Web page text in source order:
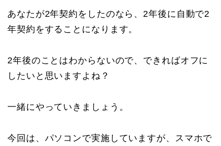
あなたが2年契約をしたのなら、2年後に自動で2
年契約をすることになります。
2年後のことはわからないので、できればオフに
したいと思いますよね？
一緒にやっていきましょう。
今回は、パソコンで実施していますが、スマホで